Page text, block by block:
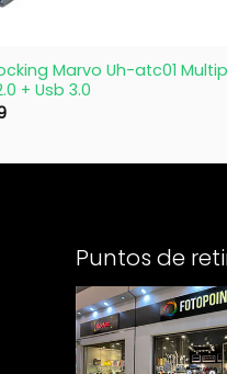
Marvo Uh-atc01
+ Usb 3.0
Puntos de